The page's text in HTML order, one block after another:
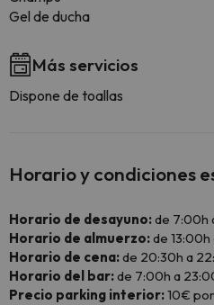
Gel de ducha
Más servicios
Dispone de toallas
Horario y condiciones
Horario de desayuno:de 7:00h
Horario de almuerzo:de 13:00h
Horario de cena:de 20:30h a
Horario del bar:de 7:00h a
Precio parking interior:10€